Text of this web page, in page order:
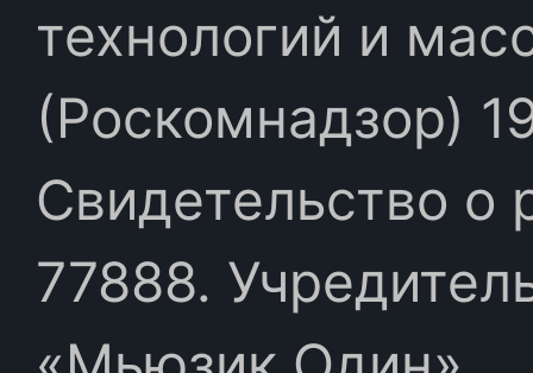
технологий и
(Роскомнадзор)
Свидетельство
77888.